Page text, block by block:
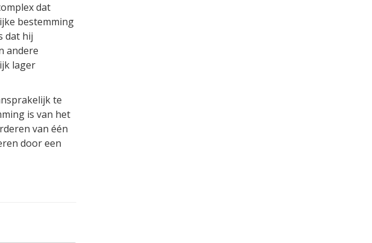
dat
bestemming
dat hij
andere
lager
te
is van het
van één
door een